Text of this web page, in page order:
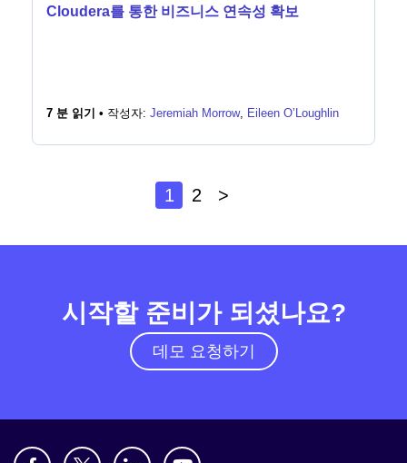
Cloudera를 통한 비즈니스 연속성 확보
7 분 읽기 • 작성자: Jeremiah Morrow, Eileen O’Loughlin
1 2 >
시작할 준비가 되셨나요?
데모 요청하기